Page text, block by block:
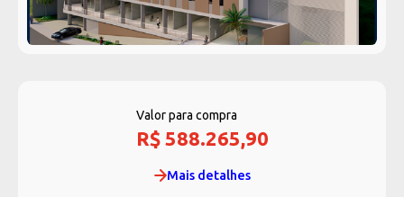
Valor para compra
R$ 588.265,90
Mais detalhes